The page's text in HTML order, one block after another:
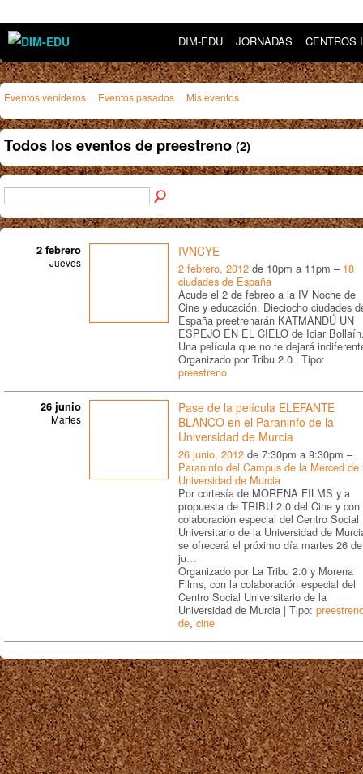
DIM-EDU JORNADAS CENTROS
Eventos venideros Eventos pasados Mis eventos
Todos los eventos de preestreno (2)
2 febrero
Jueves
IVNCYE
2 febrero, 2012 de 10pm a 11pm – 18
ciudades de España
Acude el 2 de febreo a la IV Noche de
Cine y educación. Dieciocho ciudades
España preetrenarán KATMANDÚ UN
ESPEJO EN EL CIELO de Iciar
Una película que no te dejará
Organizado por Tribu 2.0 | Tipo:
preestreno
26 junio
Martes
Pase de la película ELEFANTE
BLANCO en el Paraninfo de la
Universidad de Murcia
26 junio, 2012 de 7:30pm a 9:30pm –
Paraninfo del Campus de la Merced de
Universidad de Murcia
Por cortesía de MORENA FILMS y a
propuesta de TRIBU 2.0 del Cine y con
colaboración especial del Centro Social
Universitario de la Universidad de
se ofrecerá el próximo día martes 26 de
ju…
Organizado por La Tribu 2.0 y Morena
Films, con la colaboración especial del
Centro Social Universitario de la
Universidad de Murcia | Tipo:
de, cine